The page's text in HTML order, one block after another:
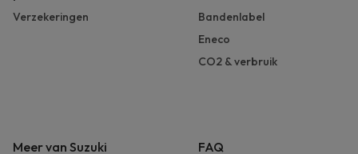
Verzekeringen
Bandenlabel
Eneco
CO2 & verbruik
Meer van Suzuki FAQ